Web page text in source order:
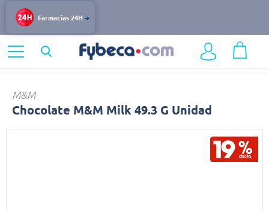
Farmacias 24H
Alimentos y Bebidas
M&M
Chocolate M&M Milk 49.3 G Unidad